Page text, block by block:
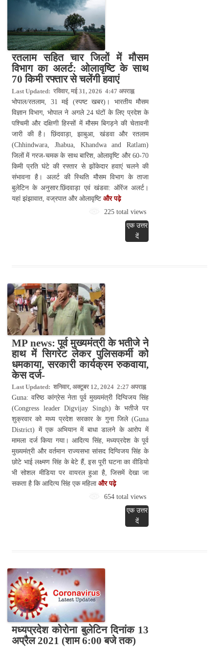
रतलाम सहित चार जिलों में मौसम
विभाग का अलर्ट: ओलावृष्टि के साथ
70 किमी रफ्तार से चलेंगी हवाएं
Last Updated: रविवार, मई 31, 2026 4:47 अपराह्न
भोपाल/रतलाम, 31 मई (स्पष्ट खबर)। भारतीय मौसम
विज्ञान विभाग, भोपाल ने अगले 24 घंटों के लिए प्रदेश के
पश्चिमी और दक्षिणी हिस्सों में मौसम बिगड़ने की चेतावनी
जारी की है। छिंदवाड़ा, झाबुआ, खंडवा और रतलाम
(Chhindwara, Jhabua, Khandwa and Ratlam)
जिलों में गरज-चमक के साथ बारिश, ओलावृष्टि और 60-70
किमी प्रति घंटे की रफ्तार से झोंकेदार हवाएं चलने की
संभावना है। अलर्ट की स्थिति मौसम विभाग के ताजा
बुलेटिन के अनुसार:छिंदवाड़ा एवं खंडवा: ऑरेंज अलर्ट।
यहां झंझावात, वज्रपात और ओलावृष्टि और पढ़े
225 total views
एक उत्तर
दें
MP news: पूर्व मुख्यमंत्री के भतीजे ने
हाथ में सिगरेट लेकर पुलिसकर्मी को
धमकाया, सरकारी कार्यक्रम रुकवाया,
केस दर्ज-
Last Updated: शनिवार, अक्टूबर 12, 2024 2:27 अपराह्न
Guna: वरिष्ठ कांग्रेस नेता पूर्व मुख्यमंत्री दिग्विजय सिंह
(Congress leader Digvijay Singh) के भतीजे पर
शुक्रवार को मध्य प्रदेश सरकार के गुना जिले (Guna
District) में एक अभियान में बाधा डालने के आरोप में
मामला दर्ज किया गया। आदित्य सिंह, मध्यप्रदेश के पूर्व
मुख्यमंत्री और वर्तमान राज्यसभा सांसद दिग्विजय सिंह के
छोटे भाई लक्ष्मण सिंह के बेटे हैं, इस पूरी घटना का वीडियो
भी सोशल मीडिया पर वायरल हुआ है, जिसमें देखा जा
सकता है कि आदित्य सिंह एक महिला और पढ़े
654 total views
एक उत्तर
दें
मध्यप्रदेश कोरोना बुलेटिन दिनांक 13
अप्रैल 2021 (शाम 6:00 बजे तक)